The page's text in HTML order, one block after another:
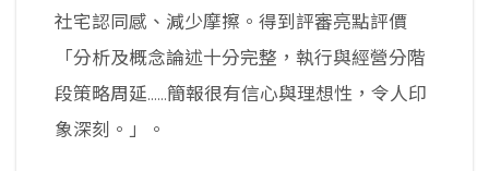
社宅認同感、減少摩擦。得到評審亮點評價
「分析及概念論述十分完整，執行與經營分階
段策略周延......簡報很有信心與理想性，令人印
象深刻。」。